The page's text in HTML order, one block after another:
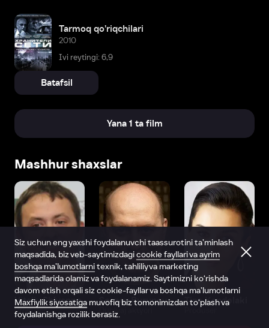
Tarmoq qo'riqchilari
2010
Ivi reytingi: 6,9
Batafsil
Yana 1 ta film
Mashhur shaxslar
Vitaliy Shlyappo
Produser
Sergey Burunov
Dublyaj aktyori
Tina Kandelaki
Siz uchun eng yaxshi foydalanuvchi taassurotini ta’minlash
maqsadida, biz veb-saytimizdagicookie fayllari va ayrim
boshqa ma’lumotlarnitexnik, tahliliy va marketing
maqsadlarida olamiz va foydalanamiz. Saytimizni ko‘rishda
davom etish orqali siz cookie-fayllar va boshqa ma’lumotlarni
Maxfiylik siyosatiga muvofiq biz tomonimizdan to‘plash va
foydalanishga rozilik berasiz.